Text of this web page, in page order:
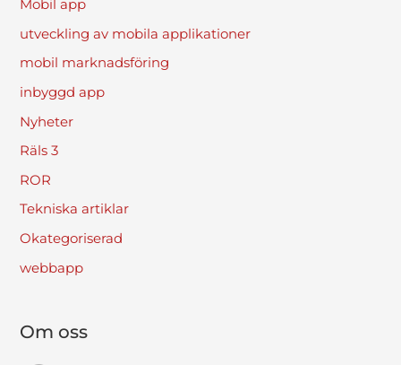
Mobil app
utveckling av mobila applikationer
mobil marknadsföring
inbyggd app
Nyheter
Räls 3
ROR
Tekniska artiklar
Okategoriserad
webbapp
Om oss